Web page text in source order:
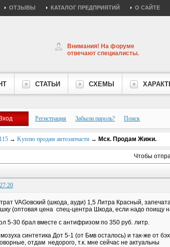
ОТЗЫВЫ КАТАЛОГ ПРЕДПРИЯТИЙ О САЙТЕ
Внимания! На форуме
отвечают специалисты.
СТАТЬИ СХЕМЫ
Регистрация Забыли пароль? Поиск
→ Kуплю продам автозапчасти → Мск. Продам Жижи.
Чтобы
VAGовский (шкода, ауди) 1,5 Литра Красный,
(оптовая цена спец-центра Шкода, если надо поищу
5-30 брал вместе с антифризом по 350 руб. литр.
синтетика Дот 5-1 (от Бмв осталось) и так-же от
отдам недорого, т.к. мне сейчас не актуальны